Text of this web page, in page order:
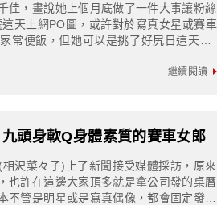
佳，畫說她上個月底做了一件大事讓粉絲
天上網PO圖，或許對於寫真女星或賽車
常便飯，但她可以是挑了好尻日這天PO
繼續閱讀
頭身軟Q身體素質的賽車女郎
沢菜々子)上了新聞接受媒體採訪，原來
也許在這邊大家頂多就是拿公司發的桌曆
不管是明星或是寫真偶像，都會固定發一